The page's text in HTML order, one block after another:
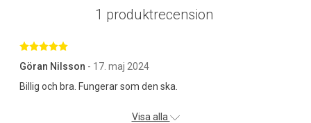
1 produktrecension
Betygsatt 5 av 5 stjärnor
Göran Nilsson - 17. maj 2024
Billig och bra. Fungerar som den ska.
Visa alla